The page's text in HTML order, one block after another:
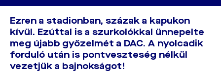
Ezren a stadionban, százak a kapukon
kívül. Ezúttal is a szurkolókkal ünnepelte
meg újabb győzelmét a DAC. A nyolcadik
forduló után is pontveszteség nélkül
vezetjük a bajnokságot!